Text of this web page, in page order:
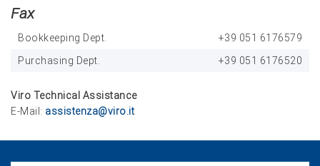
Fax
Bookkeeping Dept.
+39 051 6176579
Purchasing Dept.
+39 051 6176520
Viro Technical Assistance
E-Mail: assistenza@viro.it